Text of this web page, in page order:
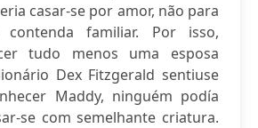
casar-se por amor, não para
contenda familiar. Por isso,
tudo menos uma esposa
Dex Fitzgerald sentiuse
Maddy, ninguém podía
se com semelhante criatura.